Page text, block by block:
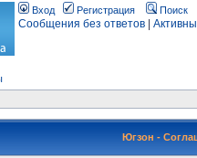
Вход Регистрация Поиск
Сообщения без ответов
Югзон -